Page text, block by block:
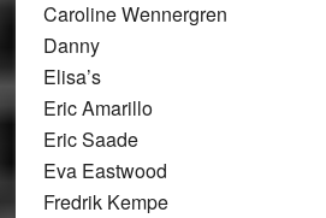
Caroline Wennergren
Danny
Elisa’s
Eric Amarillo
Eric Saade
Eva Eastwood
Fredrik Kempe